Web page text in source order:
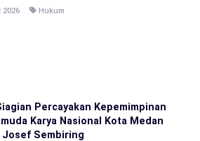
2026 Hukum
Percayakan Kepemimpinan
Karya Nasional Kota Medan
Josef Sembiring